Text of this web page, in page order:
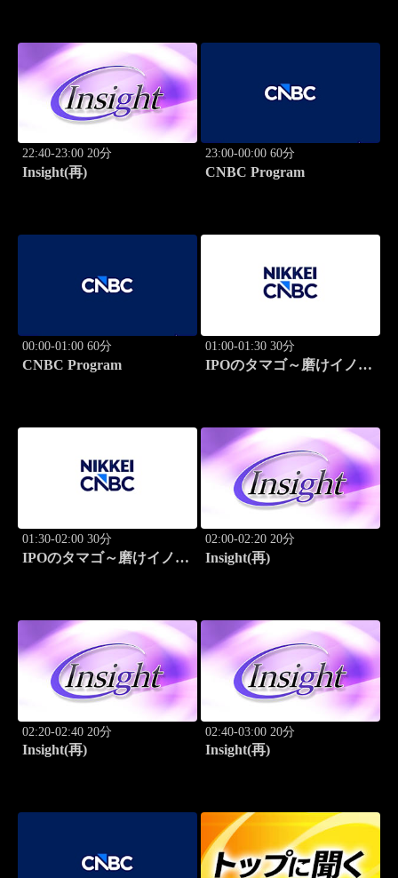
22:40-23:00 20分
Insight(再)
23:00-00:00 60分
CNBC Program
00:00-01:00 60分
CNBC Program
01:00-01:30 30分
IPOのタマゴ～磨けイノベ
01:30-02:00 30分
IPOのタマゴ～磨けイノベ
02:00-02:20 20分
Insight(再)
02:20-02:40 20分
Insight(再)
02:40-03:00 20分
Insight(再)